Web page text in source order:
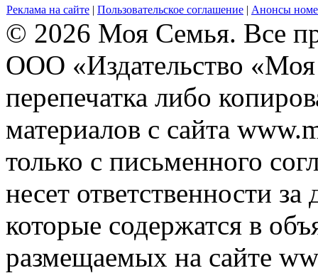
Реклама на сайте | Пользовательское соглашение | Анонсы
© 2026 Моя Семья. Все
ООО «Издательство
перепечатка либо
материалов с сайта
только с письменного
несет ответственности
которые содержатся в
размещаемых на сайте